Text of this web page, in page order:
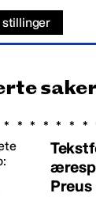
stillinger
Preus